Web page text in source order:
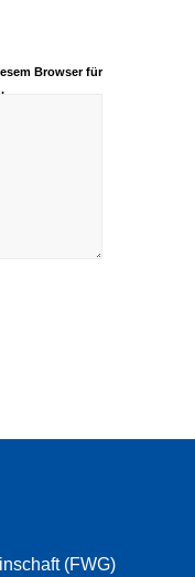
Browser für
(FWG)